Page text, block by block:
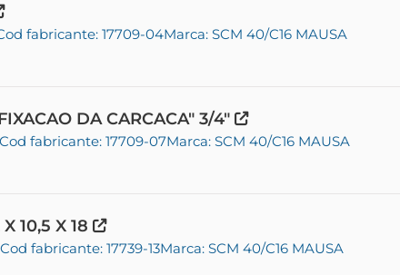
fabricante: 17709-04Marca: SCM 40/C16 MAUSA
DA CARCACA" 3/4"
Cod fabricante: 17709-07Marca: SCM 40/C16 MAUSA
10,5 X 18
Cod fabricante: 17739-13Marca: SCM 40/C16 MAUSA